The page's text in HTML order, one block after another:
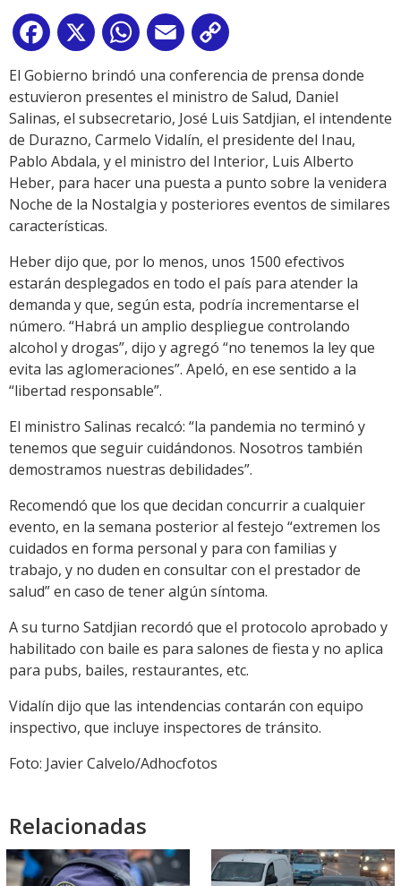
Facebook
X WhatsApp
Email
Link
El Gobierno brindó una conferencia de prensa donde
estuvieron presentes el ministro de Salud, Daniel
Salinas, el subsecretario, José Luis Satdjian, el intendente
de Durazno, Carmelo Vidalín, el presidente del Inau,
Pablo Abdala, y el ministro del Interior, Luis Alberto
Heber, para hacer una puesta a punto sobre la venidera
Noche de la Nostalgia y posteriores eventos de similares
características.
Heber dijo que, por lo menos, unos 1500 efectivos
estarán desplegados en todo el país para atender la
demanda y que, según esta, podría incrementarse el
número. “Habrá un amplio despliegue controlando
alcohol y drogas”, dijo y agregó “no tenemos la ley que
evita las aglomeraciones”. Apeló, en ese sentido a la
“libertad responsable”.
El ministro Salinas recalcó: “la pandemia no terminó y
tenemos que seguir cuidándonos. Nosotros también
demostramos nuestras debilidades”.
Recomendó que los que decidan concurrir a cualquier
evento, en la semana posterior al festejo “extremen los
cuidados en forma personal y para con familias y
trabajo, y no duden en consultar con el prestador de
salud” en caso de tener algún síntoma.
A su turno Satdjian recordó que el protocolo aprobado y
habilitado con baile es para salones de fiesta y no aplica
para pubs, bailes, restaurantes, etc.
Vidalín dijo que las intendencias contarán con equipo
inspectivo, que incluye inspectores de tránsito.
Foto: Javier Calvelo/Adhocfotos
Relacionadas